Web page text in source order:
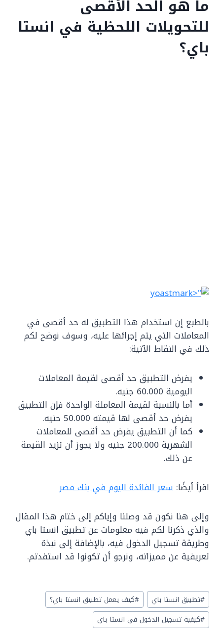
ما هو الحد الأقصى
للتحويلات اللحظية في انستا
باي؟
بالطبع إن استخدام هذا التطبيق له حد أقصى في
المعاملات التي يتم إجرائها عليه، وسوف نوضح لكم
ذلك في النقاط الآتية:
يفرض التطبيق حد أقصى لقيمة المعاملات
اليومية 60.000 جنيه.
أما بالنسبة لقيمة المعاملة الواحدة فإن التطبيق
يفرض حد أقصى لها قيمته 50.000 حنيه.
كما أن التطبيق يفرض حد أقصى للمعاملات
الشهرية 200.000 جنيه ولا يجوز أن تزيد القيمة
عن ذلك.
اقرأ أيضًا: سعر الفائدة اليوم في بنك مصر
وإلى هنا نكون قد وصلنا وإياكم إلى ختام هذا المقال
والذي ذكرنا لكم فيه معلومات عن تطبيق انستا باي
وطريقة تسجيل الدخول فيه، بالإضافة إلى نبذة
تعريفية عن مميزاته، ونرجو أن تكونوا قد استفدتم.
Post
Tags:
#تطبيق انستا باي #كيف يعمل تطبيق انستا باي؟
#كيفية تسجيل الدخول في انستا باي